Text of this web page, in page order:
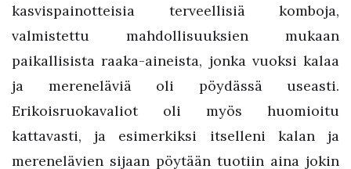
kasvispainotteisia terveellisiä komboja,
valmistettu mahdollisuuksien mukaan
paikallisista raaka-aineista, jonka vuoksi kalaa
ja mereneläviä oli pöydässä useasti.
Erikoisruokavaliot oli myös huomioitu
kattavasti, ja esimerkiksi itselleni kalan ja
merenelävien sijaan pöytään tuotiin aina jokin